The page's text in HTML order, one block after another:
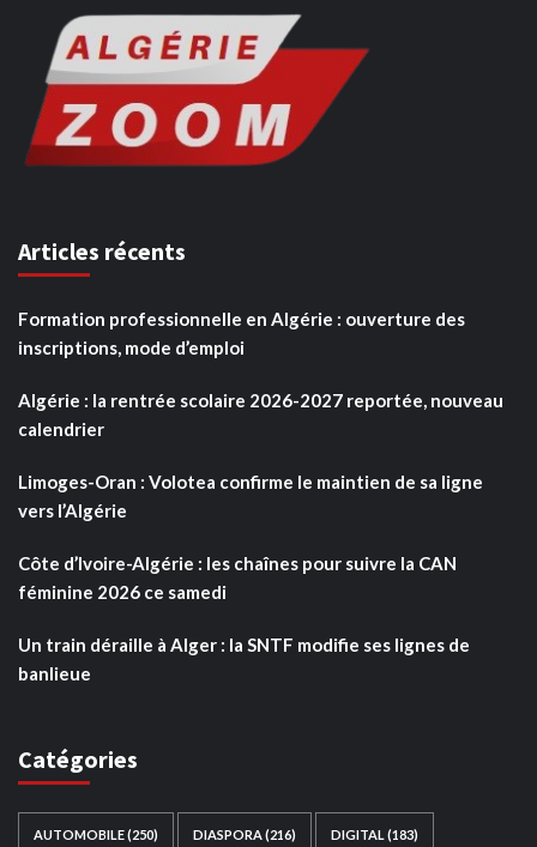
Articles récents
Formation professionnelle en Algérie : ouverture des
inscriptions, mode d’emploi
Algérie : la rentrée scolaire 2026-2027 reportée, nouveau
calendrier
Limoges-Oran : Volotea confirme le maintien de sa ligne
vers l’Algérie
Côte d’Ivoire-Algérie : les chaînes pour suivre la CAN
féminine 2026 ce samedi
Un train déraille à Alger : la SNTF modifie ses lignes de
banlieue
Catégories
AUTOMOBILE(250) DIASPORA (216) DIGITAL (183)